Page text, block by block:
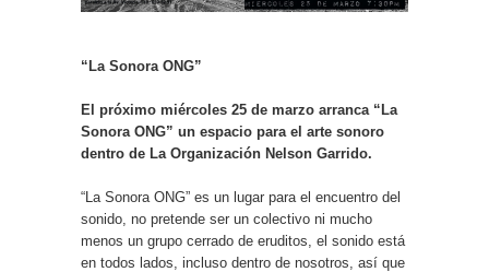
“La Sonora ONG”
El próximo miércoles 25 de marzo arranca “La
Sonora ONG” un espacio para el arte sonoro
dentro de La Organización Nelson Garrido.
“La Sonora ONG” es un lugar para el encuentro del
sonido, no pretende ser un colectivo ni mucho
menos un grupo cerrado de eruditos, el sonido está
en todos lados, incluso dentro de nosotros, así que